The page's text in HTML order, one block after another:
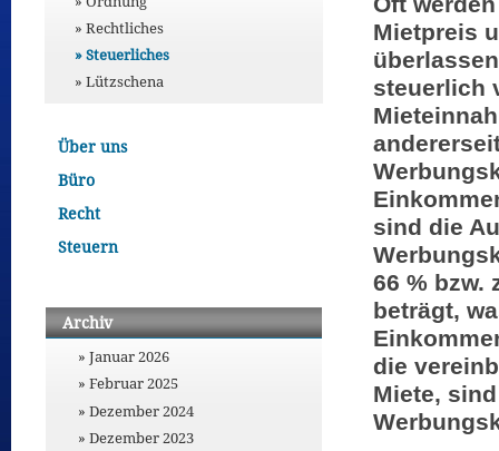
Mietpreis
steuerlich
sind die
66 % bzw.
beträgt,
die
Miete,
Rechtliches
Steuerliches
Lützschena
Über uns
Büro
Recht
Steuern
Archiv
Januar 2026
Februar 2025
Dezember 2024
Dezember 2023